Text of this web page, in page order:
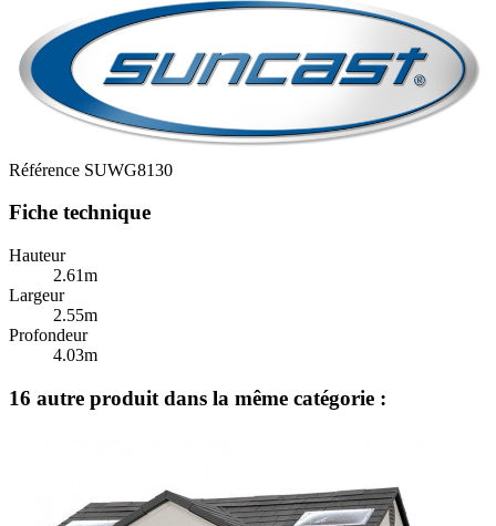
Référence SUWG8130
Fiche technique
Hauteur
2.61m
Largeur
2.55m
Profondeur
4.03m
16 autre produit dans la même catégorie :